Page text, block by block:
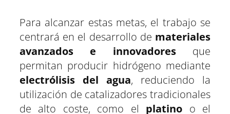
Para alcanzar estas metas, el trabajo se
centrará en el desarrollo de materiales
avanzados e innovadoresque
permitan producir hidrógeno mediante
electrólisis del agua, reduciendo la
utilización de catalizadores tradicionales
de alto coste, como el platino o el